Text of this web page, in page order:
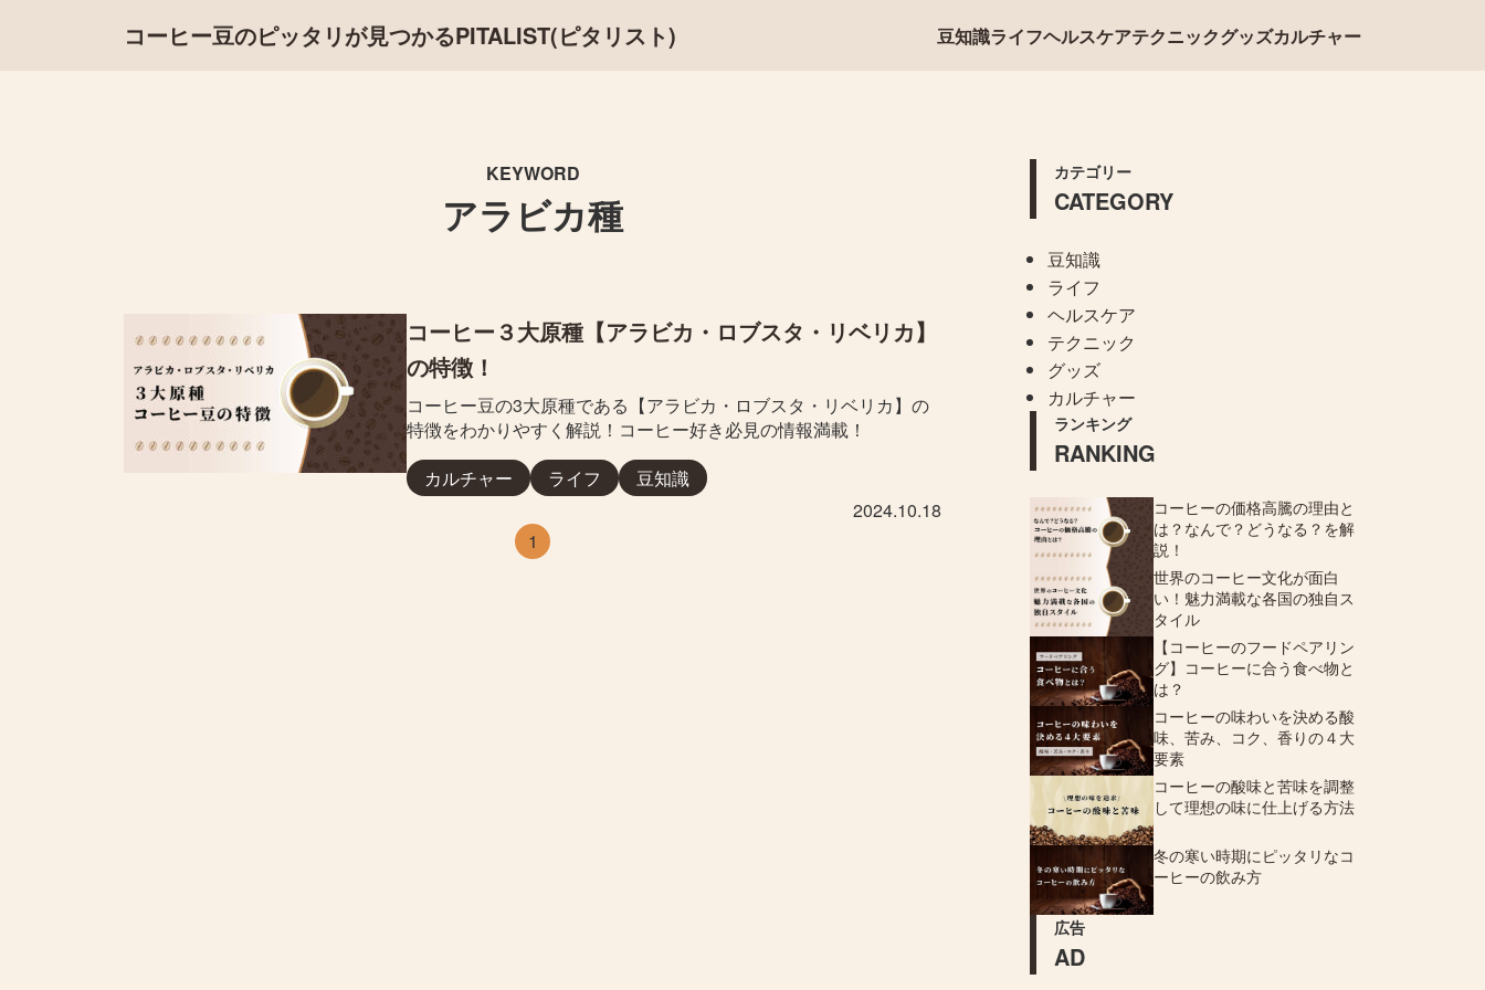
コーヒー豆のピッタリが見つかるPITALIST(ピタリスト) 豆知識ライフヘルスケアテクニックグッズカルチャー
KEYWORD
アラビカ種
コーヒー３大原種【アラビカ・ロブスタ・リベリカ】
の特徴！
コーヒー豆の3大原種である【アラビカ・ロブスタ・リベリカ】の
特徴をわかりやすく解説！コーヒー好き必見の情報満載！
カルチャー
ライフ
豆知識
2024.10.18
1
カテゴリー
CATEGORY
豆知識
ライフ
ヘルスケア
テクニック
グッズ
カルチャー
ランキング
RANKING
コーヒーの価格高騰の理由と
は？なんで？どうなる？を解
説！
世界のコーヒー文化が面白
い！魅力満載な各国の独自ス
タイル
【コーヒーのフードペアリン
グ】コーヒーに合う食べ物と
は？
コーヒーの味わいを決める酸
味、苦み、コク、香りの４大
要素
コーヒーの酸味と苦味を調整
して理想の味に仕上げる方法
冬の寒い時期にピッタリなコ
ーヒーの飲み方
広告
AD